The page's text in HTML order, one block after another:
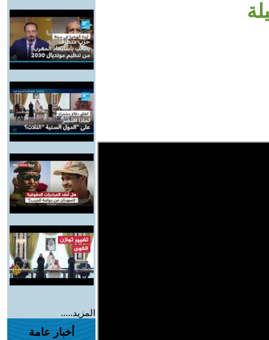
المزيد.....
أخبار عامة